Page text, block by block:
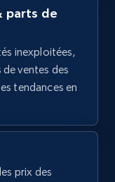
Initial
count, and
parts de
inexploitées,
ventes des
tendances en
prix des